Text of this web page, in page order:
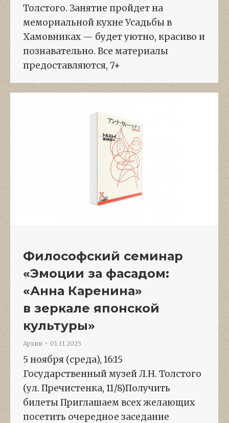
Толстого. Занятие пройдет на
мемориальной кухне Усадьбы в
Хамовниках — будет уютно, красиво и
познавательно. Все материалы
предоставляются, 7+
Философский семинар
«Эмоции за фасадом:
«Анна Каренина»
в зеркале японской
культуры»
Архив 01.11.2025
5 ноября (среда), 16:15
Государственный музей Л.Н. Толстого
(ул. Пречистенка, 11/8)Получить
билеты Приглашаем всех желающих
посетить очередное заседание